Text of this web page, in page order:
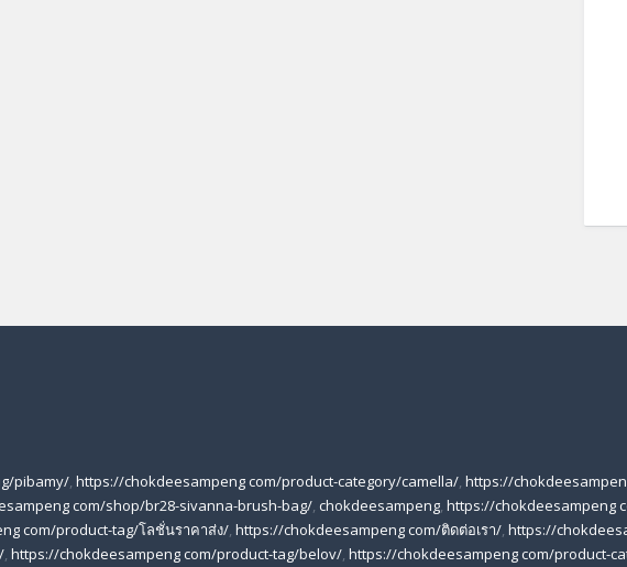
pibamy/, https://chokdeesampeng com/product-category/camella/, https://
com/shop/br28-sivanna-brush-bag/, chokdeesampeng, https://chokdeesampeng
com/product-tag/โลชั่นราคาส่ง/, https://chokdeesampeng com/ติดต่อเรา/, https://
, https://chokdeesampeng com/product-tag/belov/, https://chokdeesampeng com/product-